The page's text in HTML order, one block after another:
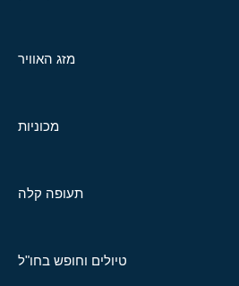
מזג האוויר
מכוניות
תעופה קלה
טיולים וחופש בחו"ל